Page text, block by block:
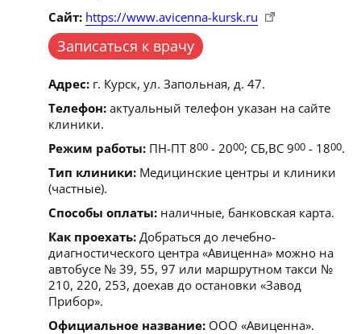
Сайт: https://www.avicenna-kursk.ru
Записаться к врачу
Адрес: г. Курск, ул. Запольная, д. 47.
Телефон: актуальный телефон указан на сайте
клиники.
Режим работы: ПН-ПТ 800 - 2000; СБ,ВС 900 - 1800.
Тип клиники: Медицинские центры и клиники
(частные).
Способы оплаты: наличные, банковская карта.
Как проехать: Добраться до лечебно-
диагностического центра «Авиценна» можно на
автобусе № 39, 55, 97 или маршрутном такси №
210, 220, 253, доехав до остановки «Завод
Прибор».
Официальное название: ООО «Авиценна».